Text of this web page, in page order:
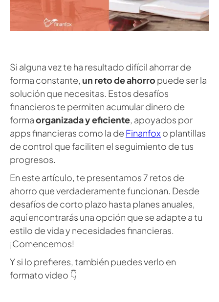
Si alguna vez te ha resultado difícil ahorrar de
forma constante, un reto de ahorro puede ser la
solución que necesitas. Estos desafíos
financieros te permiten acumular dinero de
formaorganizada y eficiente, apoyados por
apps financieras como la de Finanfox o plantillas
de control que faciliten el seguimiento de tus
progresos.
En este artículo, te presentamos 7 retos de
ahorro que verdaderamente funcionan. Desde
desafíos de corto plazo hasta planes anuales,
aquí encontrarás una opción que se adapte a tu
estilo de vida y necesidades financieras.
¡Comencemos!
Y si lo prefieres, también puedes verlo en
formato video 👇